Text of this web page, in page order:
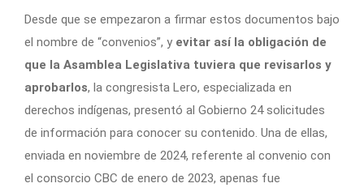
Desde que se empezaron a firmar estos documentos bajo
el nombre de “convenios”, y evitar así la obligación de
que la Asamblea Legislativa tuviera que revisarlos y
aprobarlos, la congresista Lero, especializada en
derechos indígenas, presentó al Gobierno 24 solicitudes
de información para conocer su contenido. Una de ellas,
enviada en noviembre de 2024, referente al convenio con
el consorcio CBC de enero de 2023, apenas fue